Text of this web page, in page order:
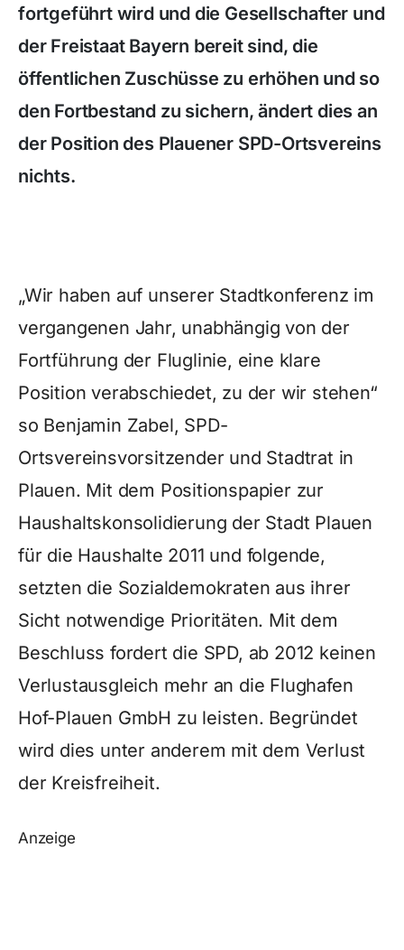
fortgeführt wird und die Gesellschafter und
der Freistaat Bayern bereit sind, die
öffentlichen Zuschüsse zu erhöhen und so
den Fortbestand zu sichern, ändert dies an
der Position des Plauener SPD-Ortsvereins
nichts.
„Wir haben auf unserer Stadtkonferenz im
vergangenen Jahr, unabhängig von der
Fortführung der Fluglinie, eine klare
Position verabschiedet, zu der wir stehen“
so Benjamin Zabel, SPD-
Ortsvereinsvorsitzender und Stadtrat in
Plauen. Mit dem Positionspapier zur
Haushaltskonsolidierung der Stadt Plauen
für die Haushalte 2011 und folgende,
setzten die Sozialdemokraten aus ihrer
Sicht notwendige Prioritäten. Mit dem
Beschluss fordert die SPD, ab 2012 keinen
Verlustausgleich mehr an die Flughafen
Hof-Plauen GmbH zu leisten. Begründet
wird dies unter anderem mit dem Verlust
der Kreisfreiheit.
Anzeige